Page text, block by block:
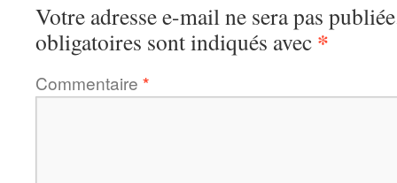
Votre adresse e-mail ne sera pas
obligatoires sont indiqués avec *
Commentaire *